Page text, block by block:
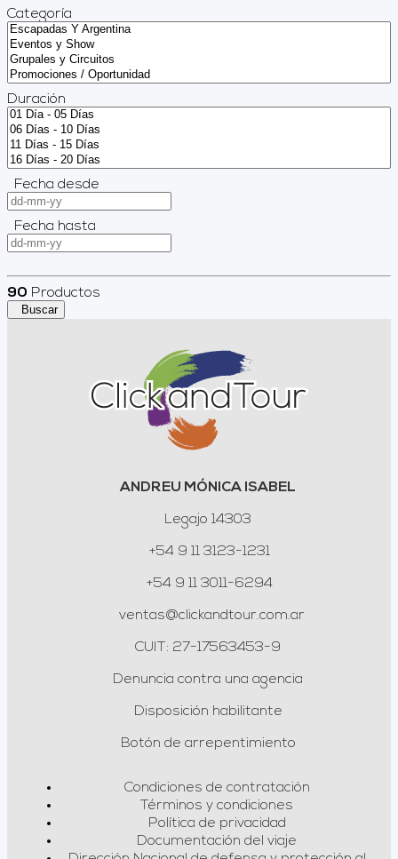
Categoría
Duración
Fecha desde
Fecha hasta
90 Productos
Buscar
ANDREU MÓNICA ISABEL
Legajo 14303
+54 9 11 3123-1231
+54 9 11 3011-6294
ventas@clickandtour.com.ar
CUIT: 27-17563453-9
Denuncia contra una agencia
Disposición habilitante
Botón de arrepentimiento
Condiciones de contratación
Términos y condiciones
Política de privacidad
Documentación del viaje